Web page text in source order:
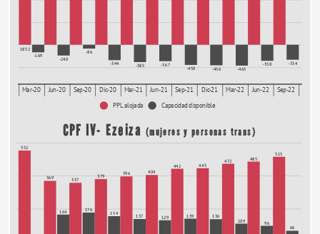
Mar-20 Jun-20 Sep-20 Dic-20 Mar-21 Jun-21 Sep-21 Dic-21 Mar-22 Jun-22 Sep-22
1852
-169
-240
-86
-344 -385 -367
-450 -456 -465
-358 -334
PPL alojada Capacidad disponible
CPF IV- Ezeiza (mujeres y personas trans)
552
369
164
357
176
379
154
396
137
404
129
442
139
445
136
472
109
485
96
515
66